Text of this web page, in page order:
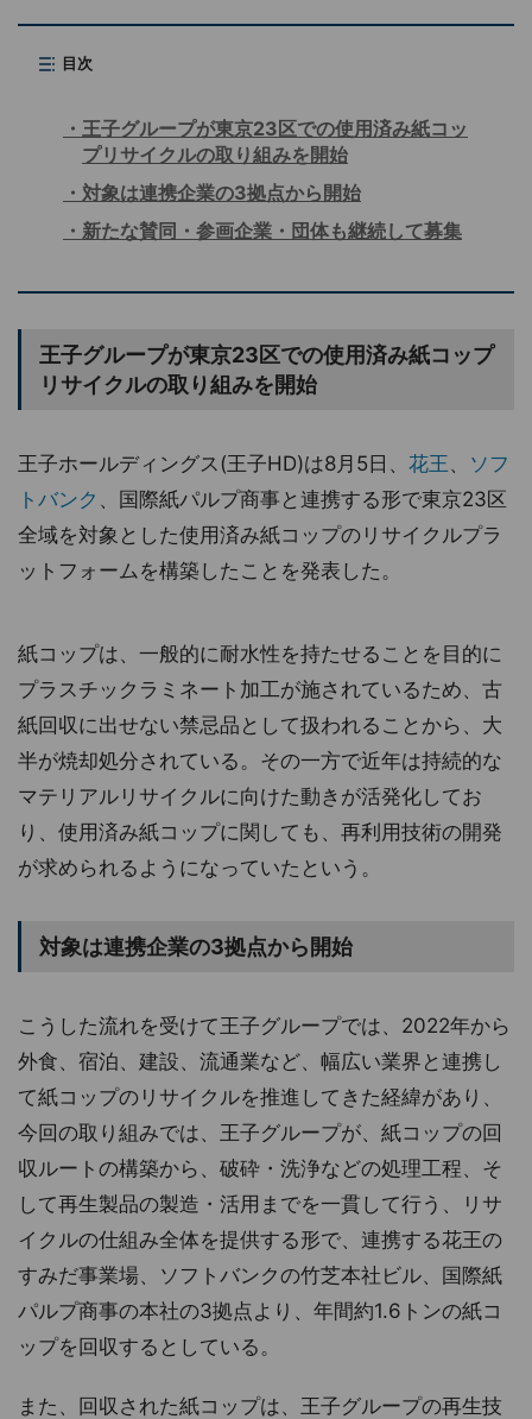
目次
王子グループが東京23区での使用済み紙コッ
プリサイクルの取り組みを開始
対象は連携企業の3拠点から開始
新たな賛同・参画企業・団体も継続して募集
王子グループが東京23区での使用済み紙コップ
リサイクルの取り組みを開始
王子ホールディングス(王子HD)は8月5日、 花王、 ソフ
トバンク 、国際紙パルプ商事と連携する形で東京23区
全域を対象とした使用済み紙コップのリサイクルプラ
ットフォームを構築したことを発表した。
紙コップは、一般的に耐水性を持たせることを目的に
プラスチックラミネート加工が施されているため、古
紙回収に出せない禁忌品として扱われることから、大
半が焼却処分されている。その一方で近年は持続的な
マテリアルリサイクルに向けた動きが活発化してお
り、使用済み紙コップに関しても、再利用技術の開発
が求められるようになっていたという。
対象は連携企業の3拠点から開始
こうした流れを受けて王子グループでは、2022年から
外食、宿泊、建設、流通業など、幅広い業界と連携し
て紙コップのリサイクルを推進してきた経緯があり、
今回の取り組みでは、王子グループが、紙コップの回
収ルートの構築から、破砕・洗浄などの処理工程、そ
して再生製品の製造・活用までを一貫して行う、リサ
イクルの仕組み全体を提供する形で、連携する花王の
すみだ事業場、ソフトバンクの竹芝本社ビル、国際紙
パルプ商事の本社の3拠点より、年間約1.6トンの紙コ
ップを回収するとしている。
また、回収された紙コップは、王子グループの再生技